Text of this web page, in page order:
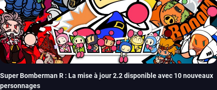
Super Bomberman R : La mise à jour 2.2 disponible avec 10 nouveaux
personnages